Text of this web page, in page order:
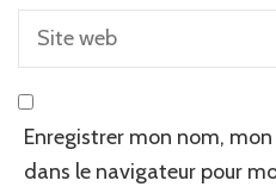
Enregistrer mon nom,
dans le navigateur pour